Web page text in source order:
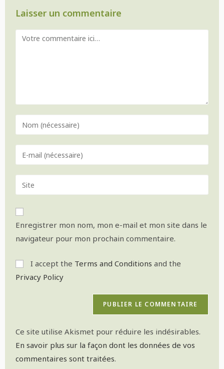
Laisser un commentaire
Enregistrer mon nom, mon e-mail et mon site dans le
navigateur pour mon prochain commentaire.
I accept the Terms and Conditions and the
Privacy Policy
Ce site utilise Akismet pour réduire les indésirables.
En savoir plus sur la façon dont les données de vos
commentaires sont traitées.